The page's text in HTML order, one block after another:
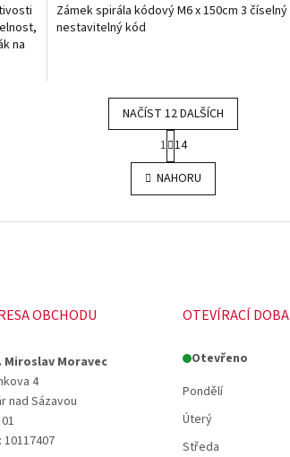
na
Zámek spirála kódový M6 x 150cm 3 číselný
nestavitelný kód
O
v
l
d
NAČÍST 12 DALŠÍCH
S
t
r
á
n
o
1 14
NAHORU
OBCHODU
Miroslav Moravec
4
nad Sázavou
10117407
OTEVÍRACÍ DOBA
Otevřeno
Pondělí
Úterý
Středa